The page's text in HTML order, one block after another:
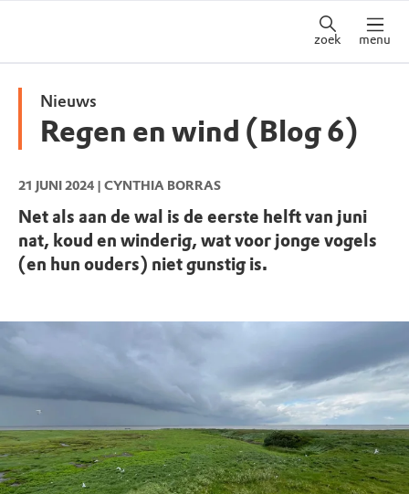
zoek menu
Nieuws
Regen en wind (Blog 6)
21 JUNI 2024 | CYNTHIA BORRAS
Net als aan de wal is de eerste helft van juni
nat, koud en winderig, wat voor jonge vogels
(en hun ouders) niet gunstig is.